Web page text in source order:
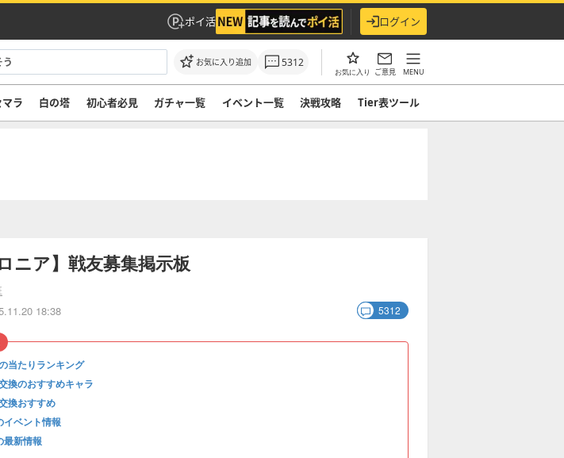
ポイ活 ログイン
お気に入り追加 5312
お気に入り ご意見 MENU
マラ 白の塔 初心者必見 ガチャ一覧 イベント一覧 決戦攻略 Tier表ツール
ニア】戦友募集掲示板
18:38
5312
当たりランキング
換のおすすめキャラ
換おすすめ
ベント情報
最新情報